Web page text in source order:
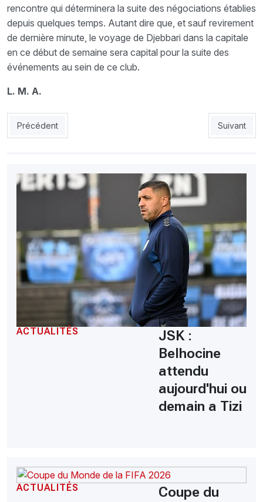
rencontre qui déterminera la suite des négociations établies
depuis quelques temps. Autant dire que, et sauf revirement
de dernière minute, le voyage de Djebbari dans la capitale
en ce début de semaine sera capital pour la suite des
événements au sein de ce club.
L. M. A.
Article précédent : NAHD : Avec larrivée dOunas, le Nasria
Précédent Article
Suivant
ACTUALITÉS
JSK :
Belhocine
attendu
aujourd'hui ou
demain a Tizi
ACTUALITÉS
Coupe du